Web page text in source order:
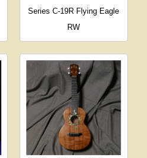
Series C-19R Flying Eagle
RW